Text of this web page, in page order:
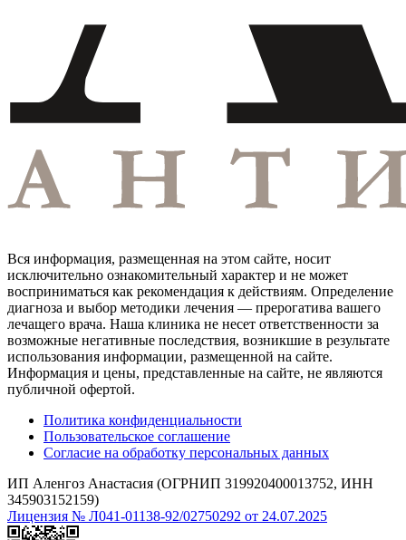
Вся информация, размещенная на этом сайте, носит
исключительно ознакомительный характер и не может
восприниматься как рекомендация к действиям. Определение
диагноза и выбор методики лечения — прерогатива вашего
лечащего врача. Наша клиника не несет ответственности за
возможные негативные последствия, возникшие в результате
использования информации, размещенной на сайте.
Информация и цены, представленные на сайте, не являются
публичной офертой.
Политика конфиденциальности
Пользовательское соглашение
Согласие на обработку персональных данных
ИП Аленгоз Анастасия (ОГРНИП 319920400013752, ИНН
345903152159)
Лицензия № Л041-01138-92/02750292 от 24.07.2025